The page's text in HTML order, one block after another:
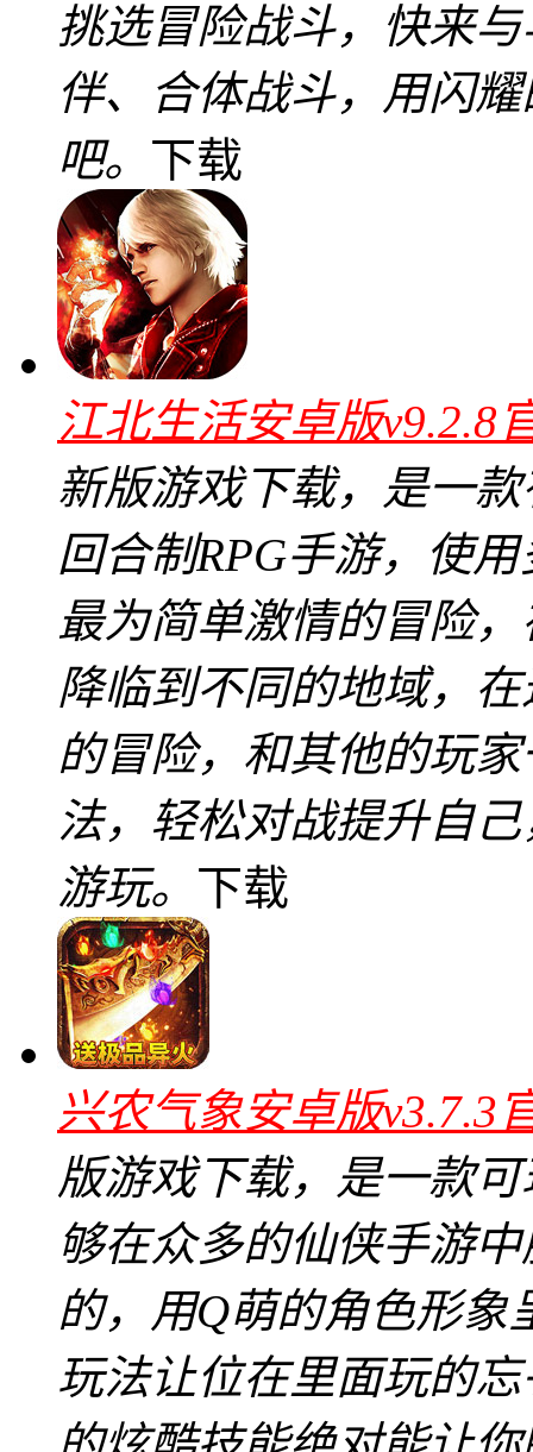
挑选冒险战斗，快来
伴、合体战斗，用闪
吧。 下载
江北生活安卓版v9.2.8
新版游戏下载，是一
回合制RPG手游，使
最为简单激情的冒险
降临到不同的地域，
的冒险，和其他的玩
法，轻松对战提升自
游玩。 下载
兴农气象安卓版v3.7.3
版游戏下载，是一款
够在众多的仙侠手游
的，用Q萌的角色形象
玩法让位在里面玩的